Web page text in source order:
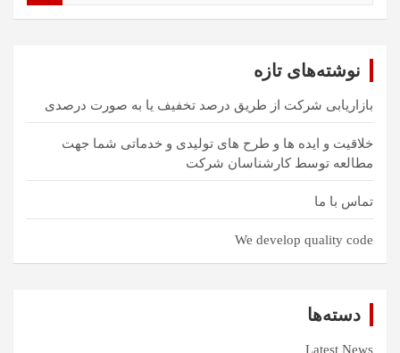
نوشته‌های تازه
بازاریابی شرکت از طریق درصد تخفیف یا به صورت درصدی
خلاقیت و ایده ها و طرح های تولیدی و خدماتی شما جهت
مطالعه توسط کارشناسان شرکت
تماس با ما
We develop quality code
دسته‌ها
Latest News